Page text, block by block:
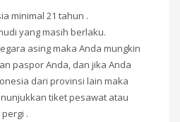
minimal 21 tahun .
yang masih berlaku.
asing maka Anda mungkin
paspor Anda, dan jika Anda
dari provinsi lain maka
tiket pesawat atau
.